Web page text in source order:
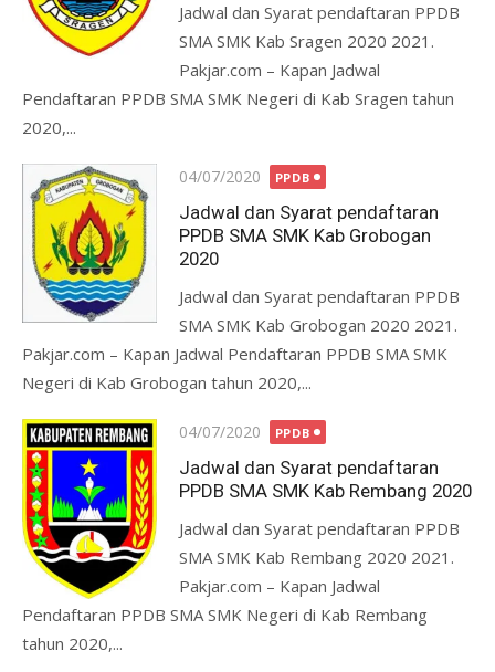
Jadwal dan Syarat pendaftaran PPDB
SMA SMK Kab Sragen 2020 2021.
Pakjar.com – Kapan Jadwal
Pendaftaran PPDB SMA SMK Negeri di Kab Sragen tahun
2020,...
Posted
on
04/07/2020 PPDB
Jadwal dan Syarat pendaftaran
PPDB SMA SMK Kab Grobogan
2020
Jadwal dan Syarat pendaftaran PPDB
SMA SMK Kab Grobogan 2020 2021.
Pakjar.com – Kapan Jadwal Pendaftaran PPDB SMA SMK
Negeri di Kab Grobogan tahun 2020,...
Posted
on
04/07/2020 PPDB
Jadwal dan Syarat pendaftaran
PPDB SMA SMK Kab Rembang 2020
Jadwal dan Syarat pendaftaran PPDB
SMA SMK Kab Rembang 2020 2021.
Pakjar.com – Kapan Jadwal
Pendaftaran PPDB SMA SMK Negeri di Kab Rembang
tahun 2020,...